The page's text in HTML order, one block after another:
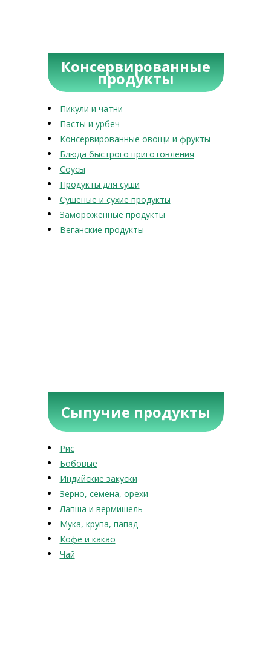
Консервированные
продукты
Пикули и чатни
Пасты и урбеч
Консервированные овощи и фрукты
Блюда быстрого приготовления
Соусы
Продукты для суши
Сушеные и сухие продукты
Замороженные продукты
Веганские продукты
Сыпучие продукты
Рис
Бобовые
Индийские закуски
Зерно, семена, орехи
Лапша и вермишель
Мука, крупа, папад
Кофе и какао
Чай